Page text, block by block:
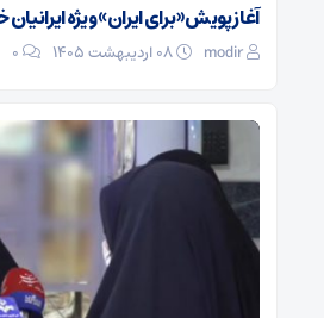
آغاز پویش «برای ایران» ویژه
modir
0